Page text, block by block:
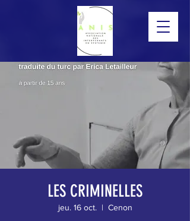
LES CRIMINELLES
jeu. 16 oct.
  |
Cenon